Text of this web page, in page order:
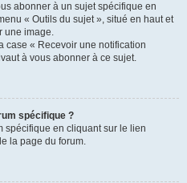
abonner à un sujet spécifique en
« Outils du sujet », situé en haut et
une image.
case « Recevoir une notification
à vous abonner à ce sujet.
spécifique ?
spécifique en cliquant sur le lien
la page du forum.